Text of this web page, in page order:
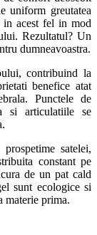
uniform greutatea
in acest fel in mod
Rezultatul? Un
dumneavoastra.
contribuind la
benefice atat
Punctele de
si articulatiile se
satelei,
constant pe
de un pat cald
sunt ecologice si
materie prima.